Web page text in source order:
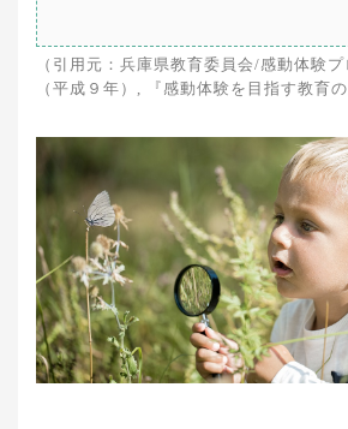
（引用元：兵庫県教育委員会/感動体験
（平成９年）, 『感動体験を目指す教育の